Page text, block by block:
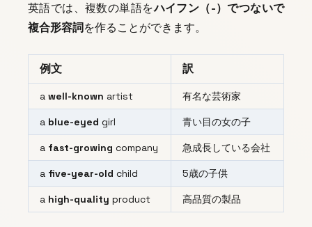
英語では、複数の単語をハイフン（-）でつないで
複合形容詞を作ることができます。
例文 訳
a well-known artist 有名な芸術家
a blue-eyed girl 青い目の女の子
a fast-growing company 急成長している会社
a five-year-old child 5歳の子供
a high-quality product 高品質の製品